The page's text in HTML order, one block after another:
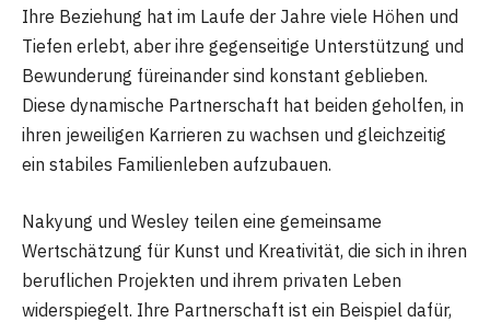
Ihre Beziehung hat im Laufe der Jahre viele Höhen und
Tiefen erlebt, aber ihre gegenseitige Unterstützung und
Bewunderung füreinander sind konstant geblieben.
Diese dynamische Partnerschaft hat beiden geholfen, in
ihren jeweiligen Karrieren zu wachsen und gleichzeitig
ein stabiles Familienleben aufzubauen.
Nakyung und Wesley teilen eine gemeinsame
Wertschätzung für Kunst und Kreativität, die sich in ihren
beruflichen Projekten und ihrem privaten Leben
widerspiegelt. Ihre Partnerschaft ist ein Beispiel dafür,